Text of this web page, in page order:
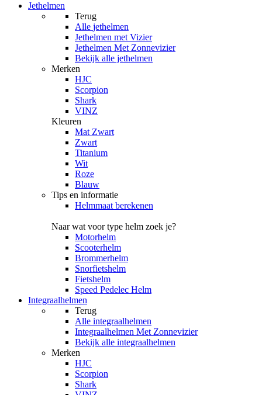
Jethelmen
Terug
Alle jethelmen
Jethelmen met Vizier
Jethelmen Met Zonnevizier
Bekijk alle jethelmen
Merken
HJC
Scorpion
Shark
VINZ
Kleuren
Mat Zwart
Zwart
Titanium
Wit
Roze
Blauw
Tips en informatie
Helmmaat berekenen
Naar wat voor type helm zoek je?
Motorhelm
Scooterhelm
Brommerhelm
Snorfietshelm
Fietshelm
Speed Pedelec Helm
Integraalhelmen
Terug
Alle integraalhelmen
Integraalhelmen Met Zonnevizier
Bekijk alle integraalhelmen
Merken
HJC
Scorpion
Shark